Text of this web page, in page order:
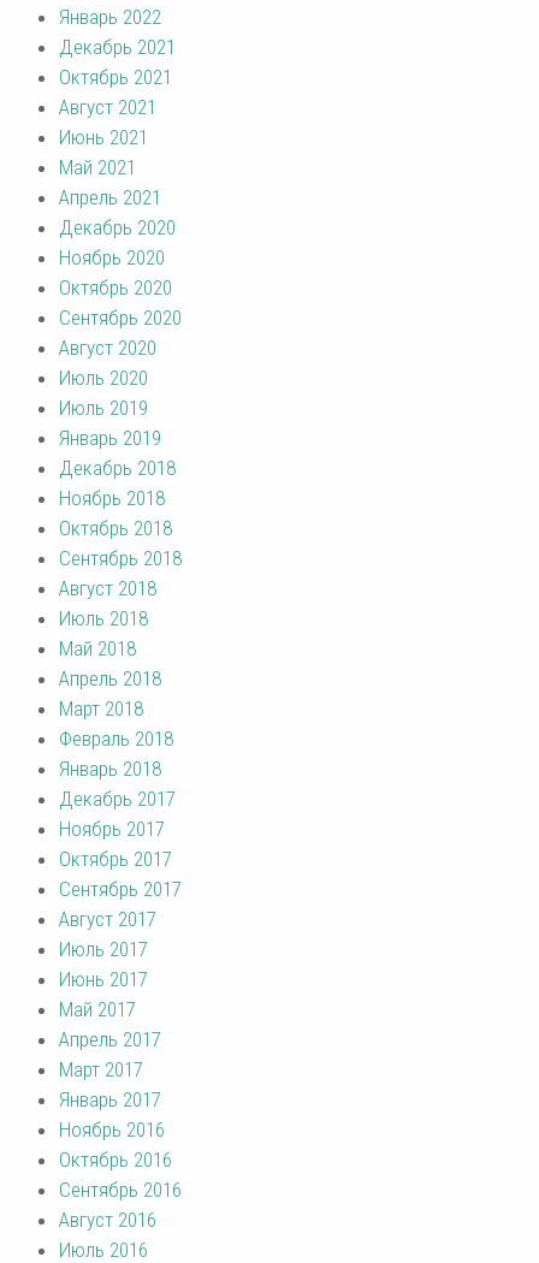
Январь 2022
Декабрь 2021
Октябрь 2021
Август 2021
Июнь 2021
Май 2021
Апрель 2021
Декабрь 2020
Ноябрь 2020
Октябрь 2020
Сентябрь 2020
Август 2020
Июль 2020
Июль 2019
Январь 2019
Декабрь 2018
Ноябрь 2018
Октябрь 2018
Сентябрь 2018
Август 2018
Июль 2018
Май 2018
Апрель 2018
Март 2018
Февраль 2018
Январь 2018
Декабрь 2017
Ноябрь 2017
Октябрь 2017
Сентябрь 2017
Август 2017
Июль 2017
Июнь 2017
Май 2017
Апрель 2017
Март 2017
Январь 2017
Ноябрь 2016
Октябрь 2016
Сентябрь 2016
Август 2016
Июль 2016